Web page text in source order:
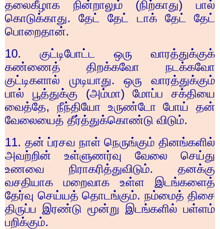
தலைகீழாக நின்றாலும் (நிற்காது) பால்
கொடுக்காது. தேட் தேட் டாக் தேட் தேட்
பொறைதான்.
10. குட்டிபோட்ட ஒரு வாரத்துக்குக்
கண்ணைத் திறக்கவோ நடக்கவோ
குட்டிகளால் முடியாது. ஒரு வாரத்துக்கும்
பால் பூத்துக்கு (அம்மா) மோப்ப சக்தியை
வைத்தே, நீந்தியோ உருண்டோ போய் தன்
வேலையைத் தீர்த்துக்கொண்டு விடும்.
11. தன் ப்ரசவ நாள் நெருங்கும் தினங்களில்
அவற்றின் உள்ளுணர்வு வேலை செய்து
உணவை நிராகரித்துவிடும். தனக்கு
வசதியாக மறைவாக உள்ள இடங்களைத்
தேர்வு செய்யத் தொடங்கும். நம்மைத் திசை
திருப்ப இரண்டு மூன்று இடங்களில் பள்ளம்
பறிக்கும்.